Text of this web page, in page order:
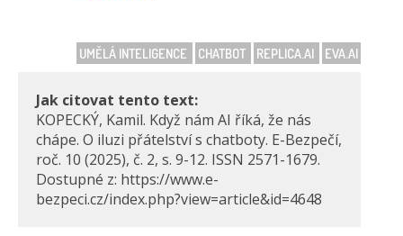
UMĚLÁ INTELIGENCE CHATBOT REPLICA.AI EVA.AI
Jak citovat tento text:
KOPECKÝ, Kamil. Když nám AI říká, že nás
chápe. O iluzi přátelství s chatboty. E-Bezpečí,
roč. 10 (2025), č. 2, s. 9-12. ISSN 2571-1679.
Dostupné z: https://www.e-
bezpeci.cz/index.php?view=article&id=4648